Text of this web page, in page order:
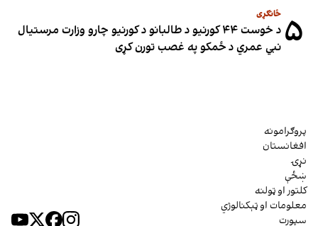
۵ ځانګړی
د خوست ۴۴ کورنیو د طالبانو د کورنیو چارو وزارت مرستیال
نبي عمري د ځمکو په غصب تورن کړی
پروګرامونه
افغانستان
نړۍ
ښځې
کلتور او ټولنه
معلومات او ټېکنالوژي
سپورت